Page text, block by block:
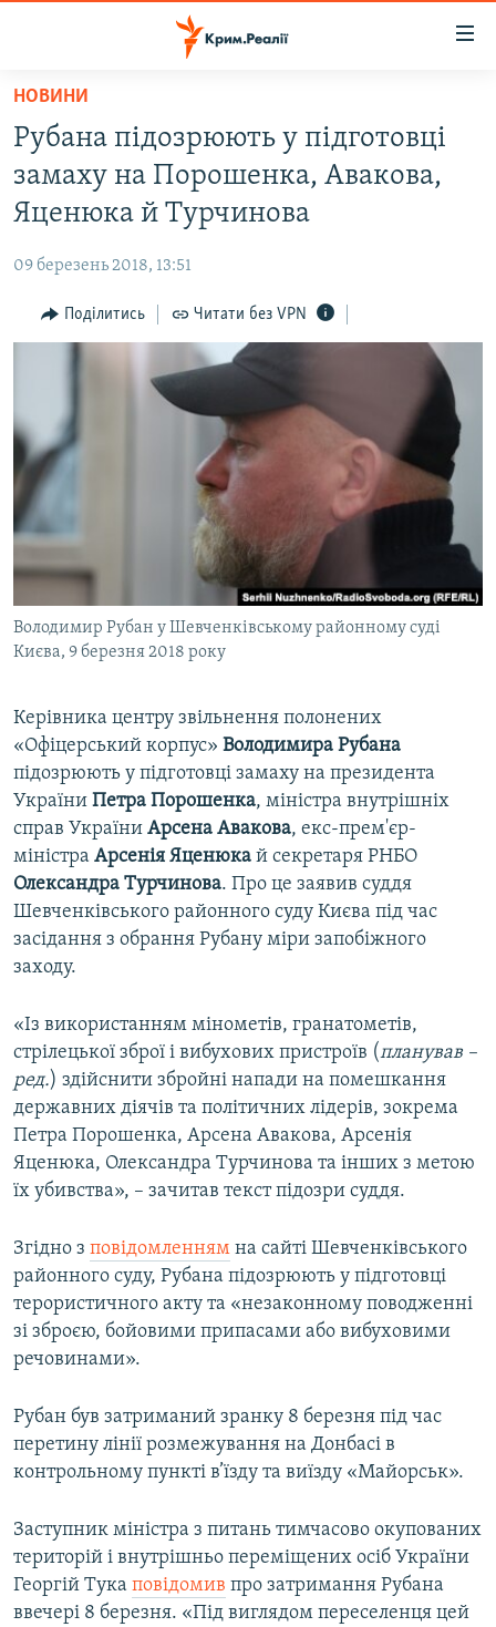
Перейти
основного
матеріалу
Перейти
до
основної
навігації
Перейти
до
НОВИНИ
ВОДА.КРИМ
ВІДЕО ТА ФОТО
БЛОГИ
ПОГЛЯД
СПЕЦПРОЕКТИ
ДЕПОРТАЦІЯ
ВІДЕОУРОКИ «ELIFBE»
ІНФОГРАФІКА
ЯК ОБІЙТИ БЛОКУВАННЯ
Русский
Qırımtatar
ДОЛУЧАЙСЯ!
Усі сайти RFE/RL
НОВИНИ
Рубана підозрюють у підготовці
замаху на Порошенка, Авакова,
Яценюка й Турчинова
09 березень 2018, 13:51
Поділитись Читати без VPN
Володимир Рубан у Шевченківському районному суді
Києва, 9 березня 2018 року
Керівника центру звільнення полонених
«Офіцерський корпус» Володимира Рубана
підозрюють у підготовці замаху на президента
України Петра Порошенка, міністра внутрішніх
справ України Арсена Авакова, екс-прем'єр-
міністра Арсенія Яценюка й секретаря РНБО
Олександра Турчинова. Про це заявив суддя
Шевченківського районного суду Києва під час
засідання з обрання Рубану міри запобіжного
заходу.
«Із використанням мінометів, гранатометів,
стрілецької зброї і вибухових пристроїв (планував –
ред.) здійснити збройні напади на помешкання
державних діячів та політичних лідерів, зокрема
Петра Порошенка, Арсена Авакова, Арсенія
Яценюка, Олександра Турчинова та інших з метою
їх убивства», – зачитав текст підозри суддя.
Згідно з повідомленням на сайті Шевченківського
районного суду, Рубана підозрюють у підготовці
терористичного акту та «незаконному поводженні
зі зброєю, бойовими припасами або вибуховими
речовинами».
Рубан був затриманий зранку 8 березня під час
перетину лінії розмежування на Донбасі в
контрольному пункті в’їзду та виїзду «Майорськ».
Заступник міністра з питань тимчасово окупованих
територій і внутрішньо переміщених осіб України
Георгій Тука повідомив про затримання Рубана
ввечері 8 березня. «Під виглядом переселенця цей